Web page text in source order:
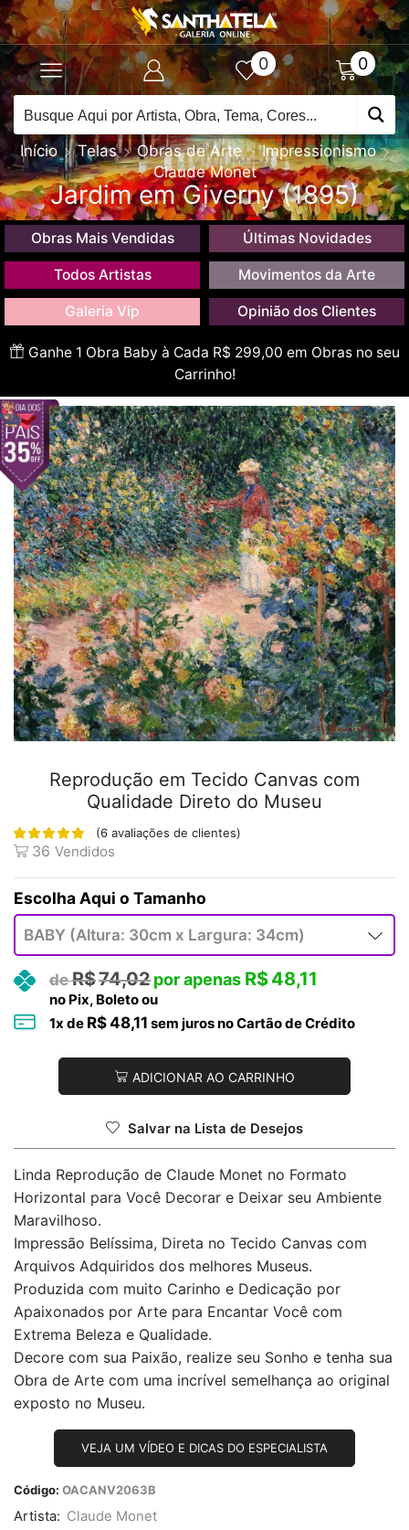
0 0
Início Telas Obras de Arte
Impressionismo
Claude Monet
Jardim em Giverny (1895)
Obras Mais Vendidas Últimas Novidades
Todos Artistas Movimentos da Arte
Galeria Vip Opinião dos Clientes
Ganhe 1 Obra Baby à Cada R$ 299,00 em Obras no seu
Carrinho!
Reprodução em Tecido Canvas com
Qualidade Direto do Museu
(6 avaliações de clientes)
36 Vendidos
Tamanho
R$74,02 R$48,11
no Pix, Boleto ou
1x de R$48,11 sem juros no Cartão de Crédito
ADICIONAR AO CARRINHO
Salvar na Lista de Desejos
Linda Reprodução de Claude Monet no Formato
Horizontal para Você Decorar e Deixar seu Ambiente
Maravilhoso.
Impressão Belíssima, Direta no Tecido Canvas com
Arquivos Adquiridos dos melhores Museus.
Produzida com muito Carinho e Dedicação por
Apaixonados por Arte para Encantar Você com
Extrema Beleza e Qualidade.
Decore com sua Paixão, realize seu Sonho e tenha sua
Obra de Arte com uma incrível semelhança ao original
exposto no Museu.
VEJA UM VÍDEO E DICAS DO ESPECIALISTA
Código: OACANV2063B
Artista: Claude Monet